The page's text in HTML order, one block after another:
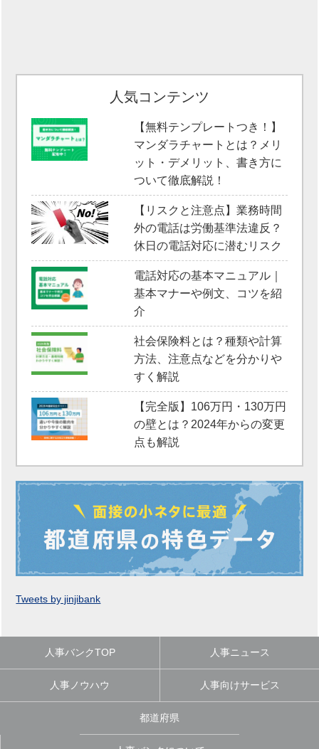
人気コンテンツ
【無料テンプレートつき！】
マンダラチャートとは？メリ
ット・デメリット、書き方に
ついて徹底解説！
【リスクと注意点】業務時間
外の電話は労働基準法違反？
休日の電話対応に潜むリスク
電話対応の基本マニュアル｜
基本マナーや例文、コツを紹
介
社会保険料とは？種類や計算
方法、注意点などを分かりや
すく解説
【完全版】106万円・130万円
の壁とは？2024年からの変更
点も解説
Tweets by jinjibank
人事バンクTOP 人事ニュース
人事ノウハウ 人事向けサービス
都道府県